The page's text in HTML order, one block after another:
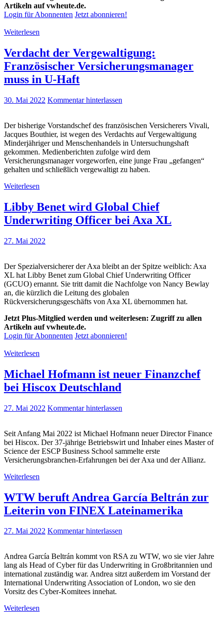
Artikeln auf vwheute.de.
Login für Abonnenten Jetzt abonnieren!
Weiterlesen
Verdacht der Vergewaltigung:
Französischer Versicherungsmanager
muss in U-Haft
30. Mai 2022 Kommentar hinterlassen
Der bisherige Vorstandschef des französischen Versicherers Vivali,
Jacques Bouthier, ist wegen des Verdachts auf Vergewaltigung
Minderjähriger und Menschenhandels in Untersuchungshaft
gekommen. Medienberichten zufolge wird dem
Versicherungsmanager vorgeworfen, eine junge Frau „gefangen“
gehalten und schließlich vergewaltigt zu haben.
Weiterlesen
Libby Benet wird Global Chief
Underwriting Officer bei Axa XL
27. Mai 2022
Der Spezialversicherer der Axa bleibt an der Spitze weiblich: Axa
XL hat Libby Benet zum Global Chief Underwriting Officer
(GCUO) ernannt. Sie tritt damit die Nachfolge von Nancy Bewlay
an, die kürzlich die Leitung des globalen
Rückversicherungsgeschäfts von Axa XL übernommen hat.
Jetzt Plus-Mitglied werden und weiterlesen: Zugriff zu allen
Artikeln auf vwheute.de.
Login für Abonnenten Jetzt abonnieren!
Weiterlesen
Michael Hofmann ist neuer Finanzchef
bei Hiscox Deutschland
27. Mai 2022 Kommentar hinterlassen
Seit Anfang Mai 2022 ist Michael Hofmann neuer Director Finance
bei Hiscox. Der 37-jährige Betriebswirt und Inhaber eines Master of
Science der ESCP Business School sammelte erste
Versicherungsbranchen-Erfahrungen bei der Axa und der Allianz.
Weiterlesen
WTW beruft Andrea García Beltrán zur
Leiterin von FINEX Lateinamerika
27. Mai 2022 Kommentar hinterlassen
Andrea García Beltrán kommt von RSA zu WTW, wo sie vier Jahre
lang als Head of Cyber für das Underwriting in Großbritannien und
international zuständig war. Andrea sitzt außerdem im Vorstand der
International Underwriting Association of London, wo sie den
Vorsitz des Cyber-Komitees innehat.
Weiterlesen